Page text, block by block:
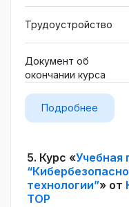
накопленные за
top.
Трудоустройство
Документ об
окончании курса
Подробнее
5. Курс «Учебная
технологии”» от
TOP